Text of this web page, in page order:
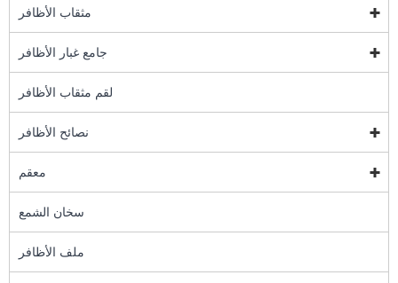
مثقاب الأظافر
جامع غبار الأظافر
لقم مثقاب الأظافر
نصائح الأظافر
معقم
سخان الشمع
ملف الأظافر